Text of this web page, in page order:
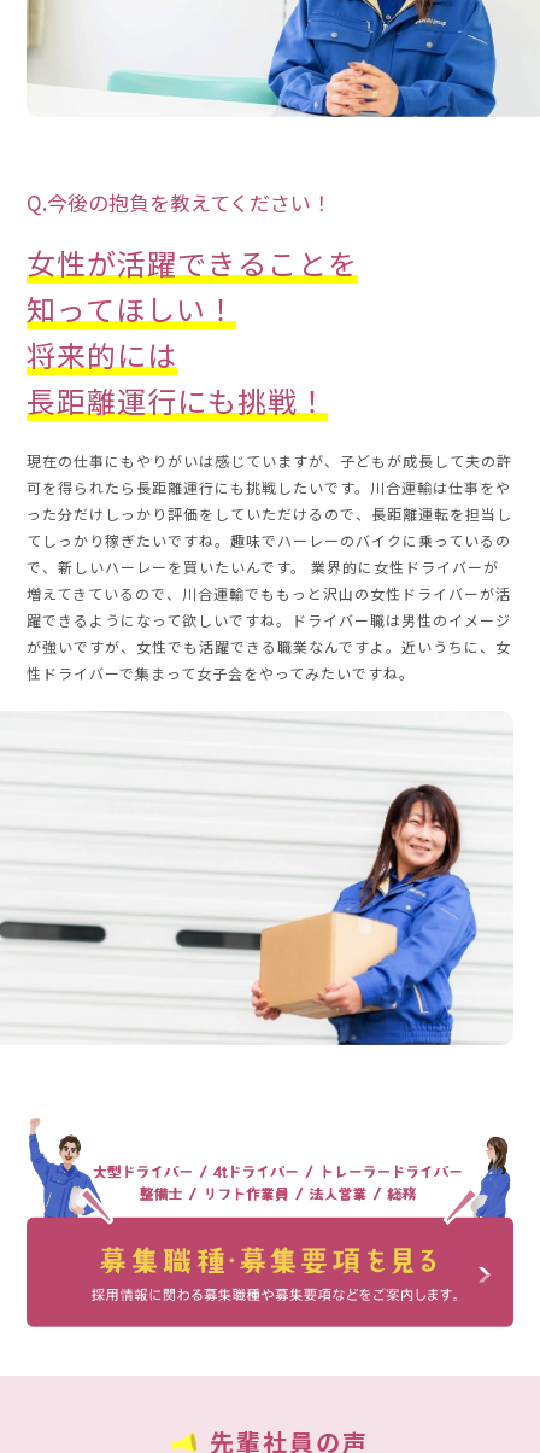
Q.今後の抱負を教えてください！
女性が活躍できることを
知ってほしい！
将来的には
長距離運行にも挑戦！
現在の仕事にもやりがいは感じていますが、子どもが成長して夫の許
可を得られたら長距離運行にも挑戦したいです。川合運輸は仕事をや
った分だけしっかり評価をしていただけるので、長距離運転を担当し
てしっかり稼ぎたいですね。趣味でハーレーのバイクに乗っているの
で、新しいハーレーを買いたいんです。 業界的に女性ドライバーが
増えてきているので、川合運輸でももっと沢山の女性ドライバーが活
躍できるようになって欲しいですね。ドライバー職は男性のイメージ
が強いですが、女性でも活躍できる職業なんですよ。近いうちに、女
性ドライバーで集まって女子会をやってみたいですね。
先輩社員の声